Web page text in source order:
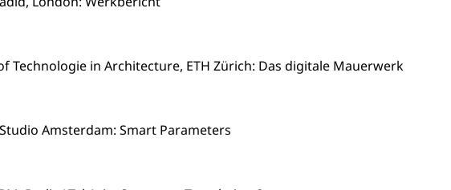
Technologie in Architecture, ETH Zürich: Das digitale Mauerwerk
Amsterdam: Smart Parameters